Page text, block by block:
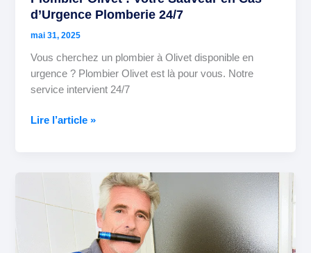
d’Urgence Plomberie 24/7
mai 31, 2025
Vous cherchez un plombier à Olivet disponible en
urgence ? Plombier Olivet est là pour vous. Notre
service intervient 24/7
Lire l’article »